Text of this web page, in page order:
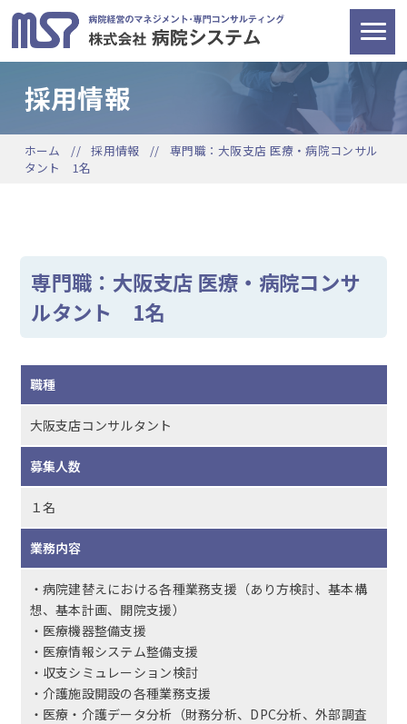
採用情報
ホーム 採用情報
専門職：大阪支店 医療・病院コンサル
タント 1名
専門職：大阪支店 医療・病院コンサ
ルタント 1名
職種
大阪支店コンサルタント
募集人数
１名
業務内容
・病院建替えにおける各種業務支援（あり方検討、基本構
想、基本計画、開院支援）
・医療機器整備支援
・医療情報システム整備支援
・収支シミュレーション検討
・介護施設開設の各種業務支援
・医療・介護データ分析（財務分析、DPC分析、外部調査